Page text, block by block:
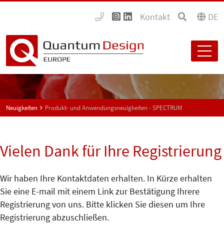
Kontakt DE
Neuigkeiten Produkt- und Anwendungsneuigkeiten - SPECTRUM
Vielen Dank für Ihre Registrierung
Wir haben Ihre Kontaktdaten erhalten. In Kürze erhalten
Sie eine E-mail mit einem Link zur Bestätigung Ihrere
Registrierung von uns. Bitte klicken Sie diesen um Ihre
Registrierung abzuschließen.